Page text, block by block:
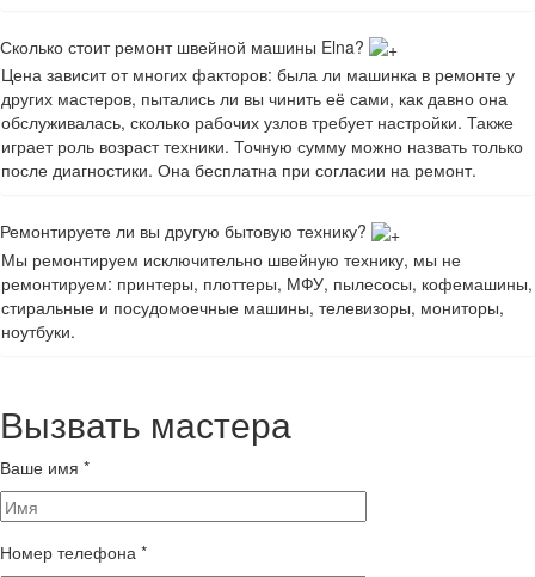
Сколько стоит ремонт швейной машины Elna?
Цена зависит от многих факторов: была ли машинка в ремонте у
других мастеров, пытались ли вы чинить её сами, как давно она
обслуживалась, сколько рабочих узлов требует настройки. Также
играет роль возраст техники. Точную сумму можно назвать только
после диагностики. Она бесплатна при согласии на ремонт.
Ремонтируете ли вы другую бытовую технику?
Мы ремонтируем исключительно швейную технику, мы не
ремонтируем: принтеры, плоттеры, МФУ, пылесосы, кофемашины,
стиральные и посудомоечные машины, телевизоры, мониторы,
ноутбуки.
Вызвать мастера
Ваше имя *
Номер телефона *